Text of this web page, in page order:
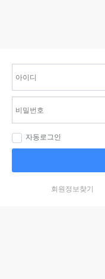
자동로그인
회원정보찾기